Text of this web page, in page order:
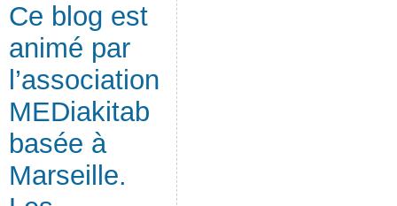
Ce blog est
animé par
l’association
MEDiakitab
basée à
Marseille.